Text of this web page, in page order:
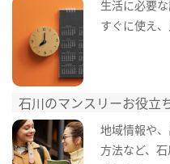
生活に必要
すぐに使え
石川のマンスリーお役立
地域情報や
方法など、